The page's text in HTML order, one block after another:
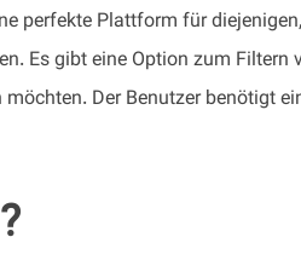
perfekte Plattform für
Es gibt eine Option zum Filtern
Der Benutzer benötigt